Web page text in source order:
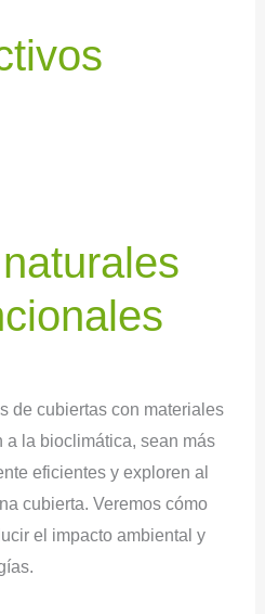
de cubiertas con materiales
a la bioclimática, sean más
eficientes y exploren al
cubierta. Veremos cómo
el impacto ambiental y